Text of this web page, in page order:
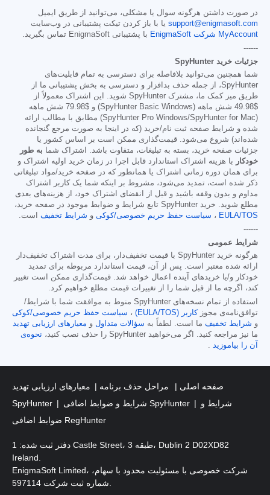
در صورت داشتن هرگونه سوال یا مشکلی، می‌توانید از طریق ایمیل
support@enigmasoft.com یا با باز کردن تیکت پشتیبانی در وب‌سایت
MyAccount شرکت EnigmaSoft
با پشتیبانی EnigmaSoft تماس بگیرید.
------
جزئیات خرید SpyHunter
شما همچنین می‌توانید بلافاصله برای دسترسی به تمام قابلیت‌های
SpyHunter، از جمله حذف بدافزار و دسترسی به بخش پشتیبانی ما از
طریق میز کمک ما، مشترک SpyHunter شوید. این اشتراک معمولاً از
$49.98
شش ماهه (SpyHunter Basic Windows) و $79.98
شش ماهه
(SpyHunter Pro Windows/SpyHunter for Mac) مطابق با مطالب ارائه
شده و شرایط صفحه ثبت نام/خرید (که در اینجا به صورت مرجع گنجانده
شده‌اند) شروع می‌شود. قیمت‌گذاری ممکن است بر اساس کشور یا
جزئیات صفحه خرید، بسته به تبلیغات، متفاوت باشد. اشتراک شما به طور
خودکار
با هزینه اشتراک استاندارد قابل اجرا در زمان خرید اولیه اشتراک و
برای همان دوره زمانی اشتراک یا همانطور که در صفحه خرید/مواد تبلیغاتی
ذکر شده است، تمدید می‌شود، مشروط بر اینکه شما یک کاربر اشتراک
مداوم و بدون وقفه باشید و قبل از انقضای اشتراک خود، از هزینه‌های بعدی
مطلع شوید. خرید SpyHunter تابع شرایط و ضوابط موجود در صفحه خرید،
EULA/TOS ، سیاست حفظ حریم خصوصی/کوکی و شرایط تخفیف است.
------
شرایط عمومی
هرگونه خرید SpyHunter با قیمت تخفیف‌دار، برای مدت اشتراک تخفیف‌دار
ارائه شده معتبر است. پس از آن، قیمت استاندارد مربوطه برای تمدید
خودکار و/یا خریدهای آینده اعمال خواهد شد. قیمت‌گذاری ممکن است تغییر
کند، اگرچه ما از قبل شما را از تغییرات قیمت مطلع خواهیم کرد.
استفاده از تمام نسخه‌های SpyHunter منوط به موافقت شما با شرایط/
توافق‌نامه‌ی مجوز کاربر (EULA/TOS) ، سیاست حفظ حریم خصوصی/کوکی
و شرایط تخفیف ما است. لطفاً به سؤالات متداول و معیارهای ارزیابی تهدید
ما نیز مراجعه کنید. اگر می‌خواهید SpyHunter را حذف نصب کنید،
نحوه‌ی
آن را بیاموزید .
صفحه اصلی مراحل حذف برنامه
معیارهای ارزیابی تهدید
SpyHunter
شرایط و ضوابط اضافی SpyHunter
شرایط و
ضوابط اضافی RegHunter
دفتر ثبت شده: 1 Castle Street، طبقه 3، Dublin 2 D02XD82
Ireland.
EnigmaSoft Limited، شرکت خصوصی با مسئولیت محدود با سهام،
شماره ثبت شرکت 597114.